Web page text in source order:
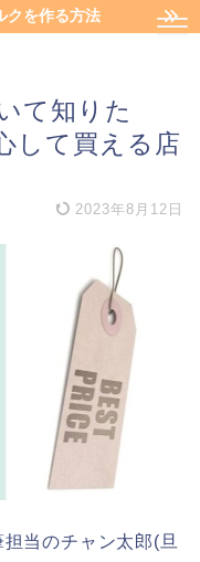
クを作る方法
て知りた
して買える店
2023年8月12日
当のチャン太郎(旦